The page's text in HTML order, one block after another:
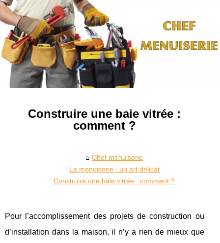
Construire une baie vitrée :
comment ?
Chef menuiserie
La menuiserie : un art délicat
Construire une baie vitrée : comment ?
Pour l’accomplissement des projets de construction ou
d’installation dans la maison, il n’y a rien de mieux que